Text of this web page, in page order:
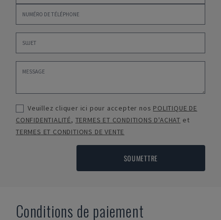
Veuillez cliquer ici pour accepter nos POLITIQUE DE
CONFIDENTIALITÉ, TERMES ET CONDITIONS D'ACHAT et
TERMES ET CONDITIONS DE VENTE
SOUMETTRE
Conditions de paiement